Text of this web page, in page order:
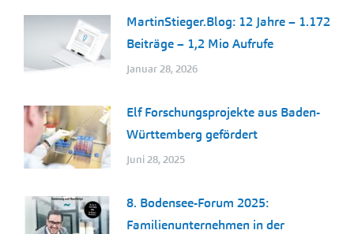
MartinStieger.Blog: 12 Jahre – 1.172
Beiträge – 1,2 Mio Aufrufe
Januar 28, 2026
Elf Forschungsprojekte aus Baden-
Württemberg gefördert
Juni 28, 2025
8. Bodensee-Forum 2025:
Familienunternehmen in der